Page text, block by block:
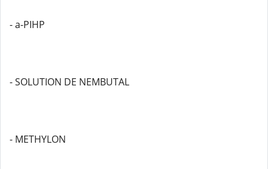
- a-PIHP
- SOLUTION DE NEMBUTAL
- METHYLON